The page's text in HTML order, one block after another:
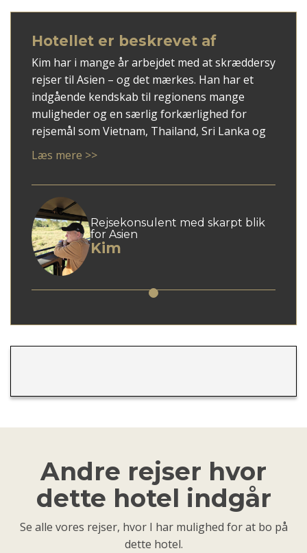
Hotellet er beskrevet af
Kim har i mange år arbejdet med at skræddersy
rejser til Asien – og det mærkes. Han har et
indgående kendskab til regionens mange
muligheder og en særlig forkærlighed for
rejsemål som Vietnam, Thailand, Sri Lanka og
ikke mindst Japan.
tilgang, hvor dine ønsker mødes med faglig
indsigt og overblik. Han er god til at spotte,
hvad der giver mening for netop dig – uanset
om du søger autentiske oplevelser, høj
komfort eller en blanding af begge dele.
Læs mere >>
Rejsekonsulent med skarpt blik
for Asien
Kim
Andre rejser hvor
dette hotel indgår
Se alle vores rejser, hvor I har mulighed for at bo på
dette hotel.